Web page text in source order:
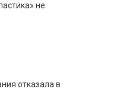
не
отказала в